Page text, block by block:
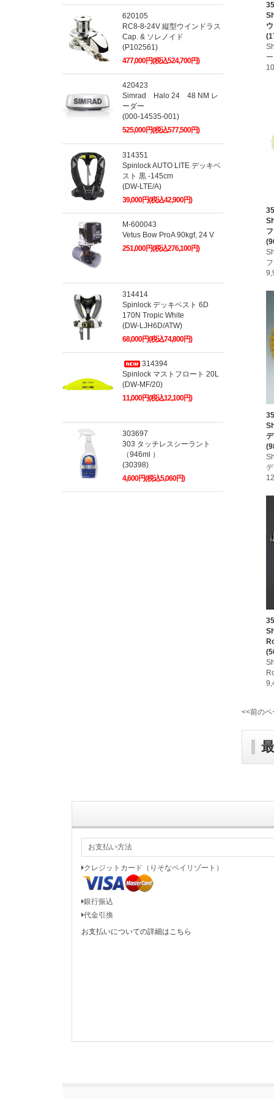
<<前のペ
620105
RC8-8-24V 縦型ウインドラス
Cap. & ソレノイド
(P102561)
477,000円(税込524,700円)
420423
Simrad Halo 24 48 NM レ
ーダー
(000-14535-001)
525,000円(税込577,500円)
314351
Spinlock AUTO LITE デッキベ
スト 黒 -145cm
(DW-LTE/A)
39,000円(税込42,900円)
M-600043
Vetus Bow ProA 90kgf, 24 V
251,000円(税込276,100円)
314414
Spinlock デッキベスト 6D
170N Tropic White
(DW-LJH6D/ATW)
68,000円(税込74,800円)
314394
Spinlock マストフロート 20L
(DW-MF/20)
11,000円(税込12,100円)
303697
303 タッチレスシーラント
（946ml ）
(30398)
4,600円(税込5,060円)
お支払い方法
クレジットカード（りそなペイリゾート）
銀行振込
代金引換
お支払いについての詳細はこちら